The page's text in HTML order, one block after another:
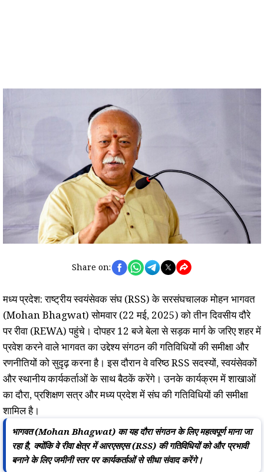
Share on:
मध्य प्रदेश: राष्ट्रीय स्वयंसेवक संघ (RSS) के सरसंघचालक मोहन भागवत
(Mohan Bhagwat) सोमवार (22 मई, 2025) को तीन दिवसीय दौरे
पर रीवा (REWA) पहुंचे। दोपहर 12 बजे बेला से सड़क मार्ग के जरिए शहर में
प्रवेश करने वाले भागवत का उद्देश्य संगठन की गतिविधियों की समीक्षा और
रणनीतियों को सुदृढ़ करना है। इस दौरान वे वरिष्ठ RSS सदस्यों, स्वयंसेवकों
और स्थानीय कार्यकर्ताओं के साथ बैठकें करेंगे। उनके कार्यक्रम में शाखाओं
का दौरा, प्रशिक्षण सत्र और मध्य प्रदेश में संघ की गतिविधियों की समीक्षा
शामिल है।
भागवत (Mohan Bhagwat) का यह दौरा संगठन के लिए महत्वपूर्ण माना जा
रहा है, क्योंकि वे रीवा क्षेत्र में आरएसएस (RSS) की गतिविधियों को और प्रभावी
बनाने के लिए जमीनी स्तर पर कार्यकर्ताओं से सीधा संवाद करेंगे।